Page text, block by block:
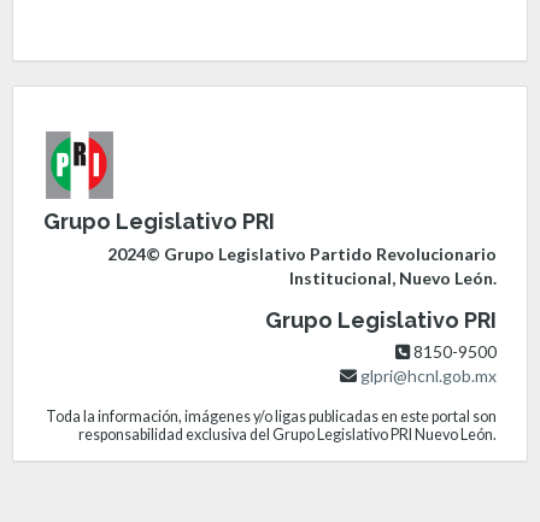
Grupo Legislativo PRI
2024© Grupo Legislativo Partido Revolucionario
Institucional, Nuevo León.
Grupo Legislativo PRI
8150-9500
glpri@hcnl.gob.mx
Toda la información, imágenes y/o ligas publicadas en este portal son
responsabilidad exclusiva del Grupo Legislativo PRI Nuevo León.